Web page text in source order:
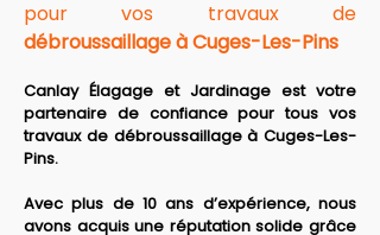
débroussaillage à Cuges-Les-Pins
Canlay Élagage et Jardinage est votre
partenaire de confiance pour tous vos
travaux de débroussaillage à Cuges-Les-
Pins.
Avec plus de 10 ans d’expérience, nous
avons acquis une réputation solide grâce